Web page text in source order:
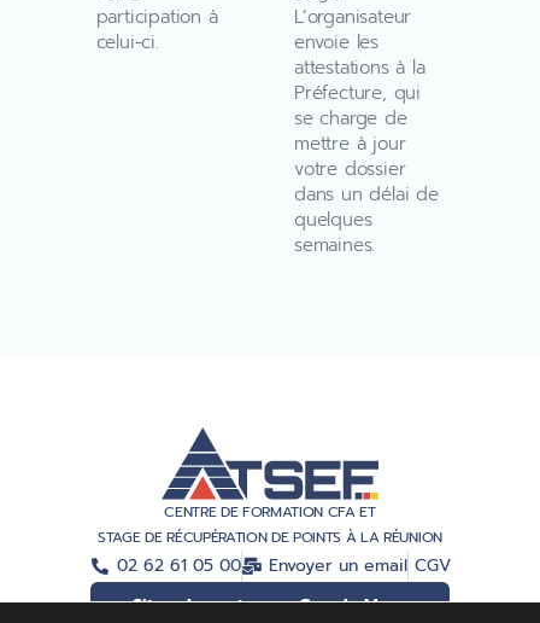
participation à
celui-ci.
L’organisateur
envoie les
attestations à la
Préfecture, qui
se charge de
mettre à jour
votre dossier
dans un délai de
quelques
semaines.
CENTRE DE FORMATION CFA ET
STAGE DE RÉCUPÉRATION DE POINTS À LA RÉUNION
02 62 61 05 00 Envoyer un email CGV
Situer le centre sur Google Maps